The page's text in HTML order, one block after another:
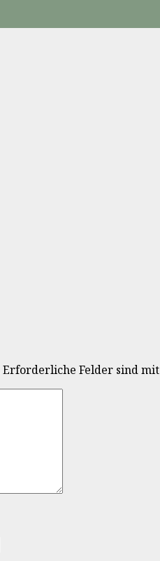
Erforderliche Felder sind mit